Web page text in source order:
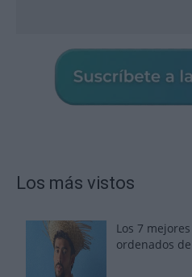
Los más vistos
Los 7
ordenados